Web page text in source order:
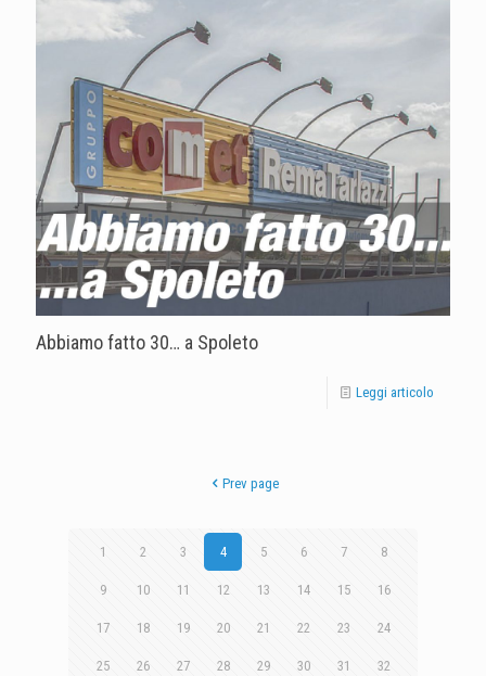
Abbiamo fatto 30… a Spoleto
Leggi articolo
Prev page
1 2 3 4 5 6 7 8
9 10 11 12 13 14 15 16
17 18 19 20 21 22 23 24
25 26 27 28 29 30 31 32